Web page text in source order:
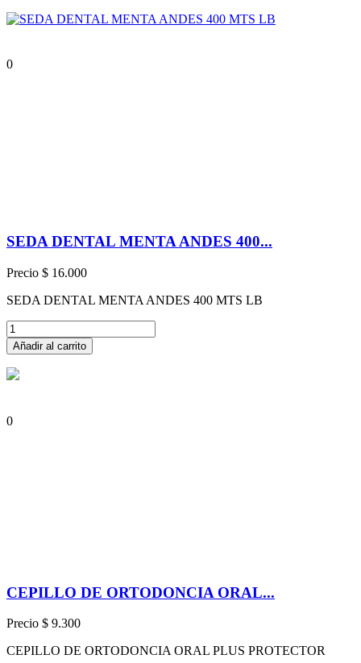
0
SEDA DENTAL MENTA ANDES 400...
Precio $ 16.000
SEDA DENTAL MENTA ANDES 400 MTS LB
Añadir al carrito
0
CEPILLO DE ORTODONCIA ORAL...
Precio $ 9.300
CEPILLO DE ORTODONCIA ORAL PLUS PROTECTOR